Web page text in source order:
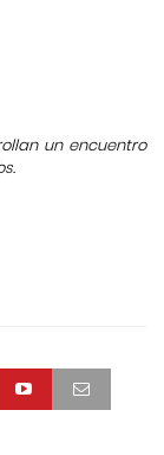
un encuentro